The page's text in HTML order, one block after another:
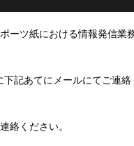
ーツ紙における情報発信業
記あてにメールにてご連絡
絡ください。